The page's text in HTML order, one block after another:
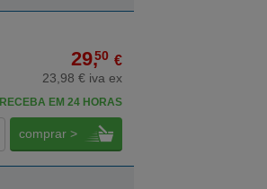
29,50 €
23,98 € iva ex
RECEBA EM 24 HORAS
comprar >